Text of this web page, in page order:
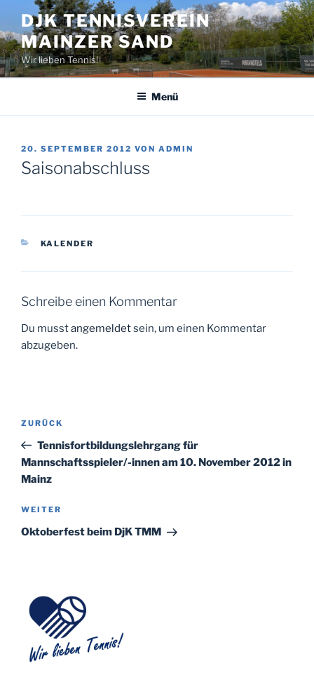
Inhalt
springen
DJK TENNISVEREIN
MAINZER SAND
Wir lieben Tennis!
Menü
VERÖFFENTLICHT
AM
20. SEPTEMBER 2012 VON ADMIN
Saisonabschluss
KATEGORIEN
KALENDER
Schreibe einen Kommentar
Du musstangemeldetsein, um einen Kommentar
abzugeben.
Beitragsnavigation
Vorheriger
Beitrag
ZURÜCK
Tennisfortbildungslehrgang für
Mannschaftsspieler/-innen am 10. November 2012 in
Mainz
Nächster
Beitrag
WEITER
Oktoberfest beim DjK TMM